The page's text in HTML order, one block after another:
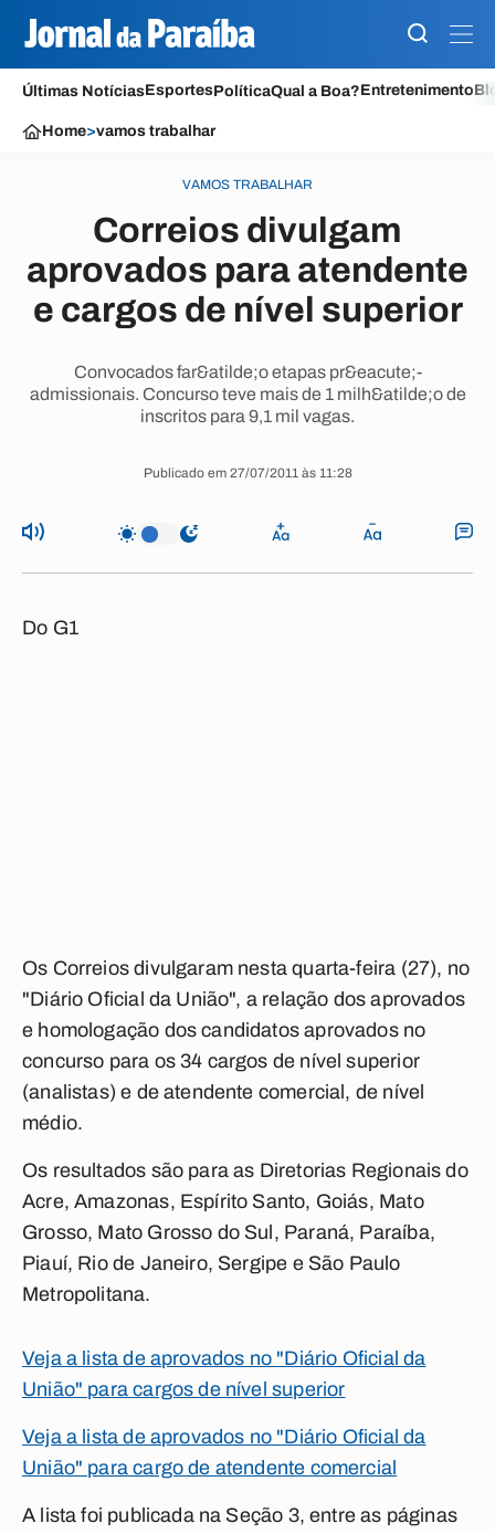
Últimas NotíciasEsportesPolíticaQual a Boa?Entretenimento
Home>vamos trabalhar
VAMOS TRABALHAR
Correios divulgam
aprovados para atendente
e cargos de nível superior
Convocados far&atilde;o etapas pr&eacute;-
admissionais. Concurso teve mais de 1 milh&atilde;o de
inscritos para 9,1 mil vagas.
Publicado em 27/07/2011 às 11:28
Do G1
Os Correios divulgaram nesta quarta-feira (27), no
"Diário Oficial da União", a relação dos aprovados
e homologação dos candidatos aprovados no
concurso para os 34 cargos de nível superior
(analistas) e de atendente comercial, de nível
médio.
Os resultados são para as Diretorias Regionais do
Acre, Amazonas, Espírito Santo, Goiás, Mato
Grosso, Mato Grosso do Sul, Paraná, Paraíba,
Piauí, Rio de Janeiro, Sergipe e São Paulo
Metropolitana.
Veja a lista de aprovados no "Diário Oficial da
União" para cargos de nível superior
Veja a lista de aprovados no "Diário Oficial da
União" para cargo de atendente comercial
A lista foi publicada na Seção 3, entre as páginas